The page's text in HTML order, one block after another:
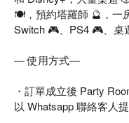
🍽️，預約塔羅師 🔮，一
Switch 🎮、PS4 🎮、桌
— 使用方式—
・訂單成立後 Party
以 Whatsapp 聯絡客人